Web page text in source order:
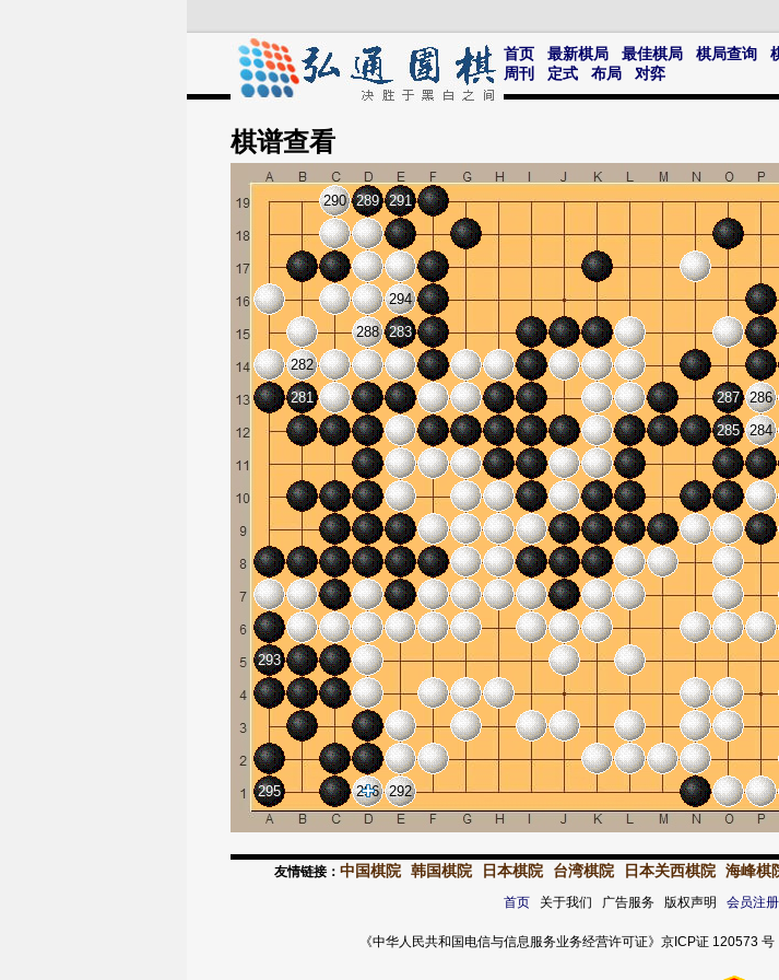
首页 最新棋局 最佳棋局 棋局查询
周刊
定式 布局 对弈
棋谱查看
281
282
283
284
285
286
287
288
289
290 291
292
293
294
295 296
友情链接： 中国棋院 韩国棋院 日本棋院 台湾棋院 日本关西棋院 海峰棋
首页关于我们 广告服务 版权声明 会员注册
《中华人民共和国电信与信息服务业务经营许可证》京ICP证 120573